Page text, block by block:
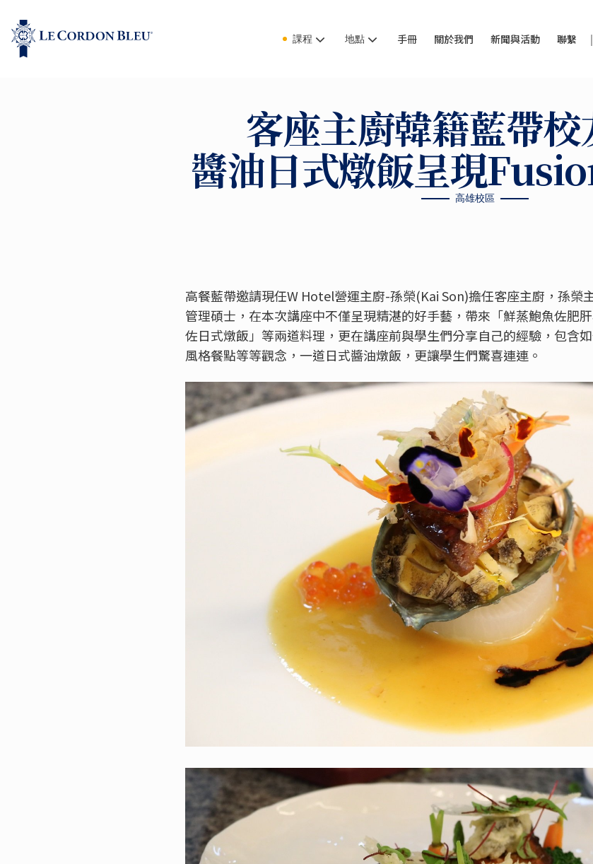
課程 地點 手冊 關於我們 新聞與活動 聯繫
客座主廚韓籍藍帶
醬油日式燉飯呈現
高雄校區
高餐藍帶邀請現任W Hotel營運主廚-孫榮(Kai Son)擔任客座主廚，孫榮
管理碩士，在本次講座中不僅呈現精湛的好手藝，帶來「鮮蒸鮑魚佐肥
佐日式燉飯」等兩道料理，更在講座前與學生們分享自己的經驗，包含
風格餐點等等觀念，一道日式醬油燉飯，更讓學生們驚喜連連。